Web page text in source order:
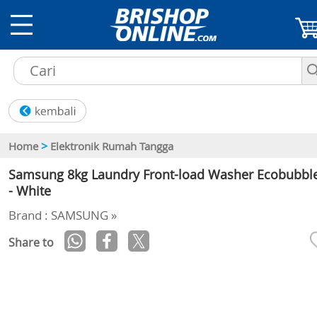
Home > Elektronik Rumah Tangga
Samsung 8kg Laundry Front-load Washer
- White
Brand : SAMSUNG »
Share to